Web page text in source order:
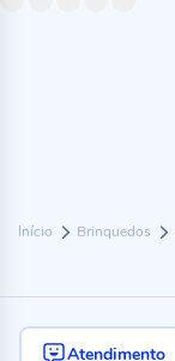
Início Brinquedos
Atendimento